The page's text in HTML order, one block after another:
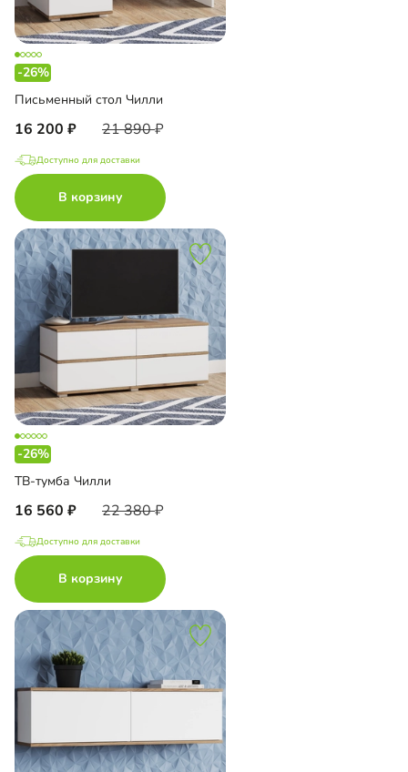
-26%
Письменный стол Чилли
16 200 21 890
Доступно для доставки
В корзину
-26%
ТВ-тумба Чилли
16 560 22 380
Доступно для доставки
В корзину